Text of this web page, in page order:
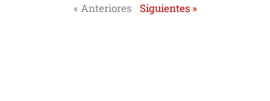
« Anteriores Siguientes »